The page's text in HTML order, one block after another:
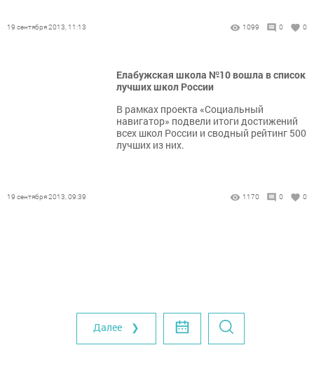
19 сентября 2013, 11:13 1099 0 0
Елабужская школа №10 вошла в список
лучших школ России
В рамках проекта «Социальный
навигатор» подвели итоги достижений
всех школ России и сводный рейтинг 500
лучших из них.
19 сентября 2013, 09:39 1170 0 0
Далее ❯